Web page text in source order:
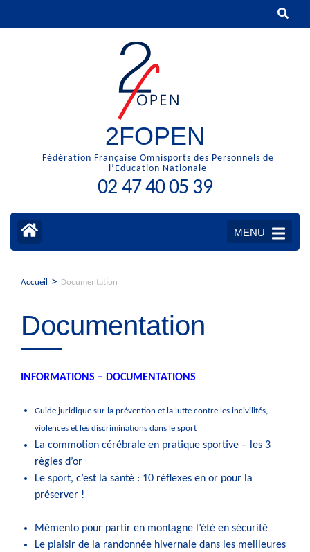
2FOPEN
Fédération Française Omnisports des Personnels de
l’Education Nationale
02 47 40 05 39
MENU
Accueil > Documentation
Documentation
INFORMATIONS – DOCUMENTATIONS
Guide juridique sur la prévention et la lutte contre les incivilités,
violences et les discriminations dans le sport
La commotion cérébrale en pratique sportive – les 3
règles d’or
Le sport, c’est la santé : 10 réflexes en or pour la
préserver !
Mémento pour partir en montagne l’été en sécurité
Le plaisir de la randonnée hivernale dans les meilleures